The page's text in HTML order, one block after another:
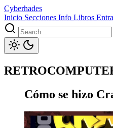
Cyberhades
Inicio Secciones Info Libros
Cómo se hizo